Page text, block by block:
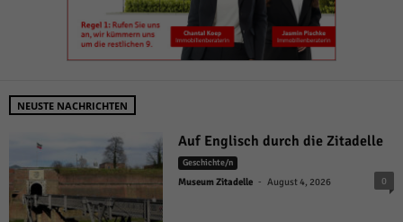
NEUSTE NACHRICHTEN
Auf Englisch durch die Zitadelle
Geschichte/n
Museum Zitadelle - August 4, 2026 0